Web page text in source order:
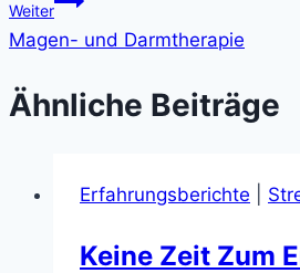
Weiter
Magen- und Darmtherapie
Ähnliche Beiträge
Erfahrungsberichte
Keine Zeit Zum